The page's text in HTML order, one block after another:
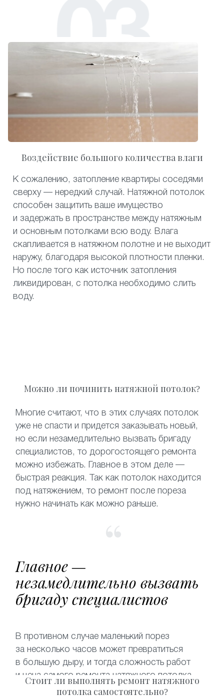
Воздействие большого количества влаги
К сожалению, затопление квартиры соседями
сверху — нередкий случай. Натяжной потолок
способен защитить ваше имущество
и задержать в пространстве между натяжным
и основным потолками всю воду. Влага
скапливается в натяжном полотне и не выходит
наружу, благодаря высокой плотности пленки.
Но после того как источник затопления
ликвидирован, с потолка необходимо слить
воду.
Можно ли починить натяжной потолок?
Многие считают, что в этих случаях потолок
уже не спасти и придется заказывать новый,
но если незамедлительно вызвать бригаду
специалистов, то дорогостоящего ремонта
можно избежать. Главное в этом деле —
быстрая реакция. Так как потолок находится
под натяжением, то ремонт после пореза
нужно начинать как можно раньше.
Главное —
незамедлительно вызвать
бригаду специалистов
В противном случае маленький порез
за несколько часов может превратиться
в большую дыру, и тогда сложность работ
и цена самого ремонта натяжного потолка
возрастет в разы. Что касается
Стоит ли выполнять ремонт натяжного
потолка самостоятельно?